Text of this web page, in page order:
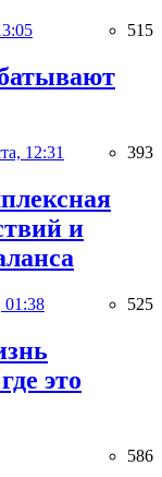
515
12:31 393
и
01:38 525
это
586